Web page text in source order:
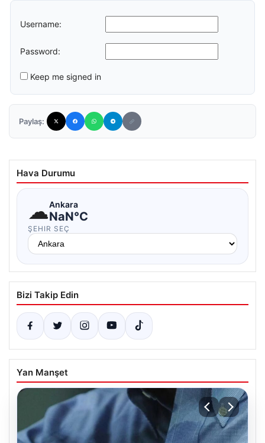
Username:
Password:
Keep me signed in
Paylaş:
Hava Durumu
☁Ankara
NaN°C
ŞEHIR SEÇ
Bizi Takip Edin
Yan Manşet